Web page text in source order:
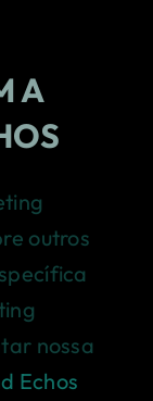
A
outros
nossa
Echos